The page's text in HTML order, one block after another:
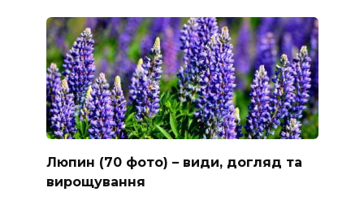
Люпин (70 фото) – види, догляд та
вирощування